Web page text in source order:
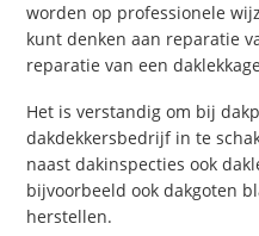
worden op professionele
kunt denken aan reparatie
reparatie van een
Het is verstandig om bij
dakdekkersbedrijf in te
naast dakinspecties ook
bijvoorbeeld ook dakgoten
herstellen.